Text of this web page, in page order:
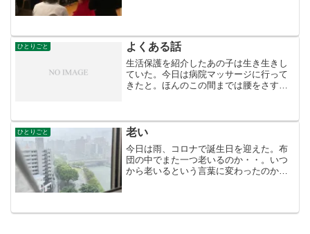
カルメンの夢から覚めて...
ひとりごと よくある話
生活保護を紹介したあの子は生き生きし
ていた。今日は病院マッサージに行って
きたと。ほんのこの間までは腰をさすり
場末の高級BARの美しいママは医者と結
婚し嫁いだと聞いていた...
ひとりごと 老い
今日は雨、コロナで誕生日を迎えた。布
団の中でまた一つ老いるのか・・。いつ
から老いるという言葉に変わったのか。
から何年経っただろうか...